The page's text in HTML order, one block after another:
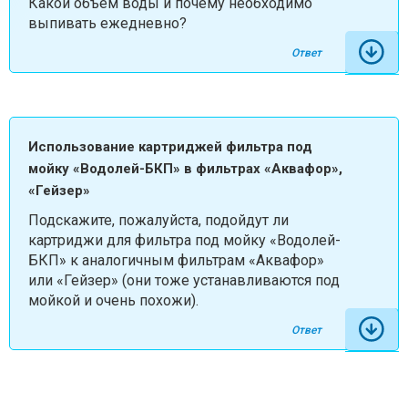
выпивать ежедневно?
Ответ
Использование картриджей фильтра под
мойку «Водолей-БКП» в фильтрах «Аквафор»,
«Гейзер»
Подскажите, пожалуйста, подойдут ли
картриджи для фильтра под мойку «Водолей-
БКП» к аналогичным фильтрам «Аквафор»
или «Гейзер» (они тоже устанавливаются под
мойкой и очень похожи).
Ответ